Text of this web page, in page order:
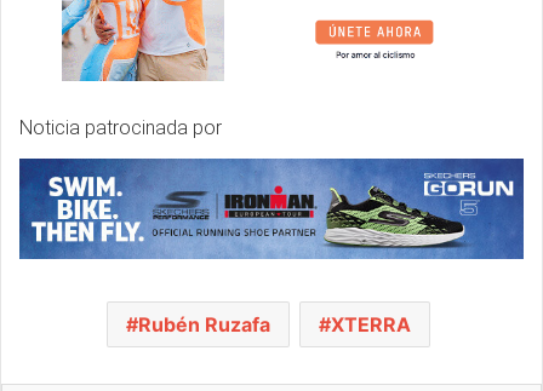
Noticia patrocinada por
Rubén Ruzafa XTERRA